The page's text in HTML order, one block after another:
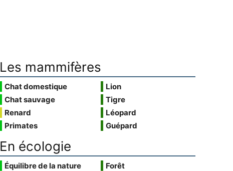
Les mammifères
Chat domestique
Chat sauvage
Renard
Primates
Lion
Tigre
Léopard
Guépard
En écologie
Équilibre de la nature
Forêt